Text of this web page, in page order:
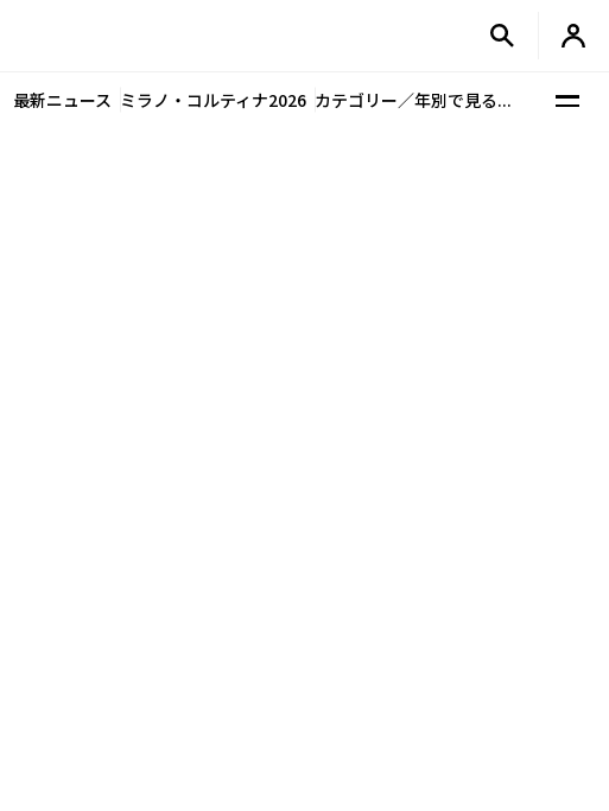
最新ニュース ミラノ・コルティナ2026 カテゴリー／年別で見る...